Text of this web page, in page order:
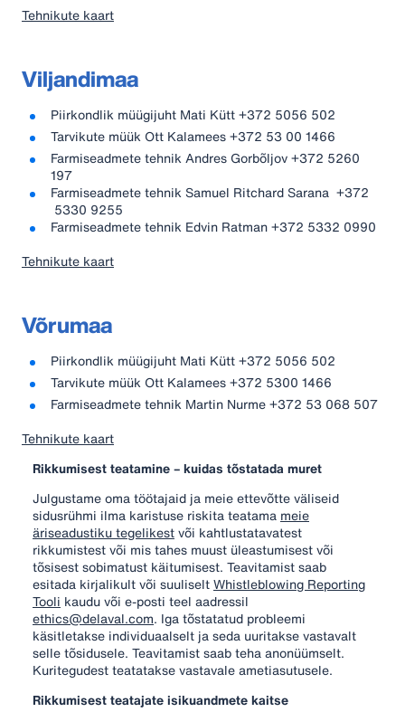
Tehnikute kaart
Viljandimaa
Piirkondlik müügijuht Mati Kütt +372 5056 502
Tarvikute müük Ott Kalamees +372 53 00 1466
Farmiseadmete tehnik Andres Gorbõljov +372 5260
197
Farmiseadmete tehnik Samuel Ritchard Sarana +372
5330 9255
Farmiseadmete tehnik Edvin Ratman +372 5332 0990
Tehnikute kaart
Võrumaa
Piirkondlik müügijuht Mati Kütt +372 5056 502
Tarvikute müük Ott Kalamees +372 5300 1466
Farmiseadmete tehnik Martin Nurme +372 53 068 507
Tehnikute kaart
Rikkumisest teatamine – kuidas tõstatada muret
Julgustame oma töötajaid ja meie ettevõtte väliseid
sidusrühmi ilma karistuse riskita teatama meie
äriseadustiku tegelikestvõi kahtlustatavatest
rikkumistest või mis tahes muust üleastumisest või
tõsisest sobimatust käitumisest. Teavitamist saab
esitada kirjalikult või suuliseltWhistleblowing Reporting
Tooli kaudu või e-posti teel aadressil
ethics@delaval.com. Iga tõstatatud probleemi
käsitletakse individuaalselt ja seda uuritakse vastavalt
selle tõsidusele. Teavitamist saab teha anonüümselt.
Kuritegudest teatatakse vastavale ametiasutusele.
Rikkumisest teatajate isikuandmete kaitse